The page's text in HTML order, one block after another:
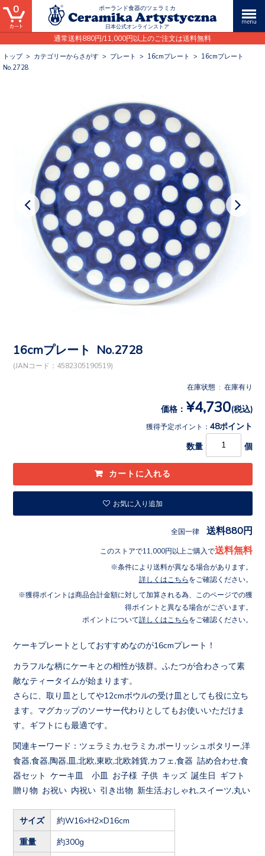
ポーランド食器のツェラミカ
日本公式オンラインストア
通常送料880円/11,000円以上のご注文は送料無料
0
トップ> カテゴリーからさがす > プレート > 16cmプレート > 16cmプレート
No.2728
16cmプレート No.2728
(JANコード：4582305190519)
在庫状態 : 在庫有り
価格： ¥4,730(税込)
獲得予定ポイント： 48ポイント
数量 個
お気に入り追加
全国一律 送料880円
このストアで11,000円以上ご購入で送料無料
条件により送料が異なる場合があります。
詳しくはこちら をご確認ください。
獲得ポイントは商品合計金額に対して加算される為、このページでの獲
得ポイントと異なる場合がございます。
ポイントについて詳しくはこちら をご確認ください。
ケーキプレートとしておすすめなのが16cmプレート！
カラフルな柄にケーキとの相性が抜群。ふたつが合わさって素
敵なティータイムが始まります。
さらに、取り皿としてや12cmボウルの受け皿としても役に立ち
ます。マグカップのソーサー代わりとしてもお使いいただけま
す。ギフトにも最適です。
関連キーワード：ツェラミカ,セラミカ,ポーリッシュポタリー,洋
食器,食器,陶器,皿,北欧,東欧,北欧雑貨,カフェ,食器 詰め合わせ,食
器セット ケーキ皿 小皿 お子様 子供 キッズ 誕生日 ギフト
贈り物 お祝い 内祝い 引き出物 新生活,おしゃれ,スイーツ,丸い
サイズ 約W16×H2×D16cm
重量 約300g